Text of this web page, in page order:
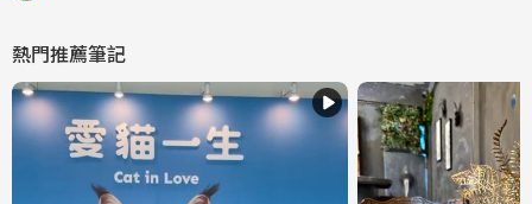
熱門推薦筆記